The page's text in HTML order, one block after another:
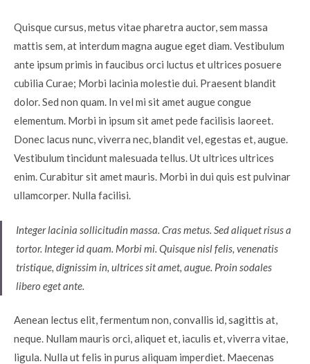
Quisque cursus, metus vitae pharetra auctor, sem massa
mattis sem, at interdum magna augue eget diam. Vestibulum
ante ipsum primis in faucibus orci luctus et ultrices posuere
cubilia Curae; Morbi lacinia molestie dui. Praesent blandit
dolor. Sed non quam. In vel mi sit amet augue congue
elementum. Morbi in ipsum sit amet pede facilisis laoreet.
Donec lacus nunc, viverra nec, blandit vel, egestas et, augue.
Vestibulum tincidunt malesuada tellus. Ut ultrices ultrices
enim. Curabitur sit amet mauris. Morbi in dui quis est pulvinar
ullamcorper. Nulla facilisi.
Integer lacinia sollicitudin massa. Cras metus. Sed aliquet risus a
tortor. Integer id quam. Morbi mi. Quisque nisl felis, venenatis
tristique, dignissim in, ultrices sit amet, augue. Proin sodales
libero eget ante.
Aenean lectus elit, fermentum non, convallis id, sagittis at,
neque. Nullam mauris orci, aliquet et, iaculis et, viverra vitae,
ligula. Nulla ut felis in purus aliquam imperdiet. Maecenas